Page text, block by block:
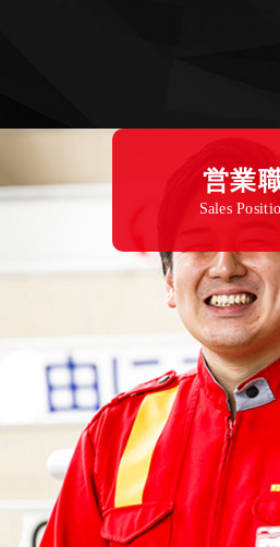
営業
Sales